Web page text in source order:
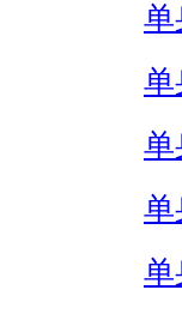
单
单
单
单
单